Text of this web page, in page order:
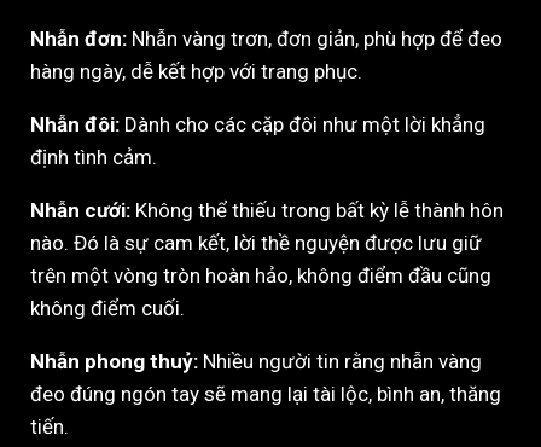
Nhẫn đơn: Nhẫn vàng trơn, đơn giản, phù hợp để đeo
hàng ngày, dễ kết hợp với trang phục.
Nhẫn đôi: Dành cho các cặp đôi như một lời khẳng
định tình cảm.
Nhẫn cưới: Không thể thiếu trong bất kỳ lễ thành hôn
nào. Đó là sự cam kết, lời thề nguyện được lưu giữ
trên một vòng tròn hoàn hảo, không điểm đầu cũng
không điểm cuối.
Nhẫn phong thuỷ: Nhiều người tin rằng nhẫn vàng
đeo đúng ngón tay sẽ mang lại tài lộc, bình an, thăng
tiến.